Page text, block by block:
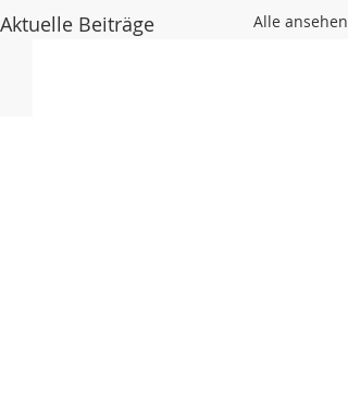
Aktuelle Beiträge Alle ansehen